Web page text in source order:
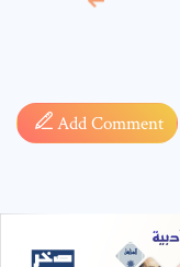
Add Comment